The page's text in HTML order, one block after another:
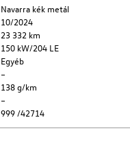
Navarra kék metál
10/2024
23 332 km
150 kW/204 LE
Egyéb
–
138 g/km
–
999 /42714